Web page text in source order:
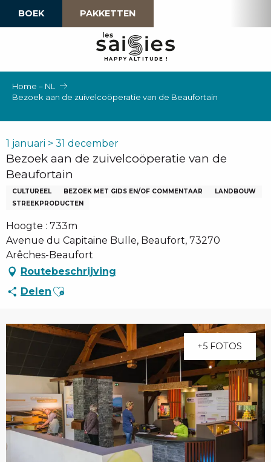
BOEK PAKKETTEN
HAPPY ALTI TU D E !
Home – NL
Bezoek aan de zuivelcoöperatie van de Beaufortain
1 januari > 31 december
Bezoek aan de zuivelcoöperatie van de
Beaufortain
CULTUREEL BEZOEK MET GIDS EN/OF COMMENTAAR
LANDBOUW
STREEKPRODUCTEN
Hoogte : 733m
Avenue du Capitaine Bulle, Beaufort, 73270
Arêches-Beaufort
Routebeschrijving
Delen Ajouter aux favoris
+5 FOTOS